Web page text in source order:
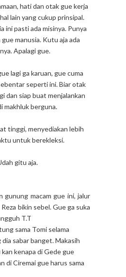
hati dan otak gue kerja
lain yang cukup prinsipal.
ini pasti ada misinya. Punya
manusia. Kutu aja ada
Apalagi gue.
lagi ga karuan, gue cuma
seperti ini. Biar otak
dan siap buat menjalankan
makhluk berguna.
tinggi, menyediakan lebih
untuk berekleksi.
gitu aja.
gunung macam gue ini, jalur
bikin sebel. Gue ga suka
T.T
sama Tomi selama
sabar banget. Makasih
kenapa di Gede gue
di Ciremai gue harus sama